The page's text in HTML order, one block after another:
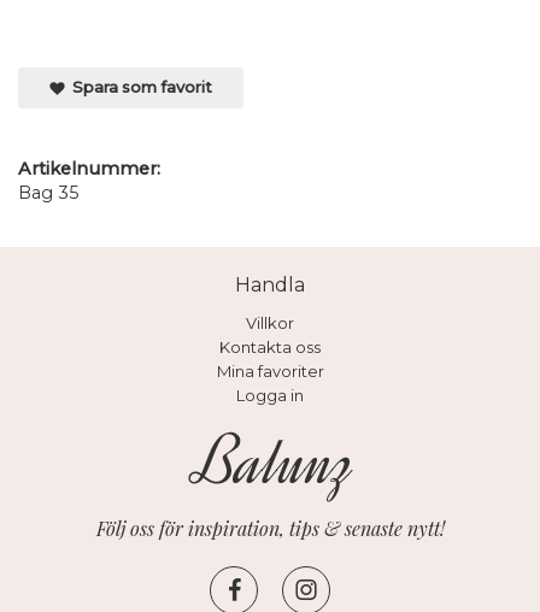
Spara som favorit
Artikelnummer:
Bag 35
Handla
Villkor
Kontakta oss
Mina favoriter
Logga in
Följ oss för inspiration, tips & senaste nytt!